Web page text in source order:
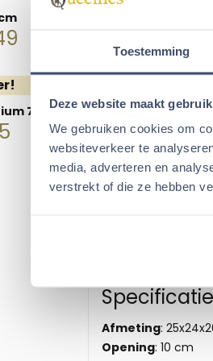
Toestemming
Deze website maakt
We gebruiken cookies om
websiteverkeer te
media, adverteren en
verstrekt of die ze hebben
75x40
Wat
selectie
Unknow:
ðŸ¹
Monique:
Kim: Onze
plezier aan
Cindy: ze
Werner:
er maar in
Fleur: Dit is
liggen ze
Afmeting:
Opening: 10 cm